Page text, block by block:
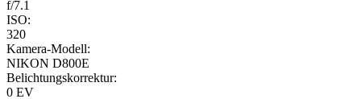
f/7.1
ISO:
320
Kamera-Modell:
NIKON D800E
Belichtungskorrektur:
0 EV